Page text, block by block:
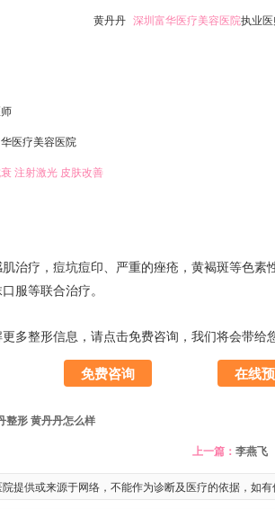
黄丹丹 深圳富华医疗美容医院执业
医疗美容医院
注射激光 皮肤改善
疗，痘坑痘印、严重的痤疮，黄褐斑等色素
服等联合治疗。
多整形信息，请点击免费咨询，我们将会带给
免费咨询 在线
整形黄丹丹怎么样
上一篇： 李燕飞
提供或来源于网络，不能作为诊断及医疗的依据，如